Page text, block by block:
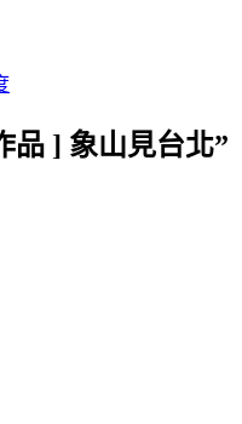
品 ] 象山見台北”